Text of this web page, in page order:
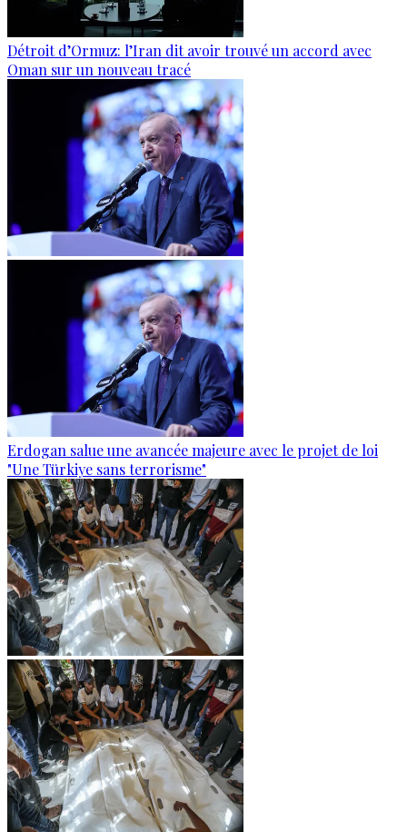
Détroit d’Ormuz: l’Iran dit avoir trouvé un accord avec
Oman sur un nouveau tracé
Erdogan salue une avancée majeure avec le projet de loi
"Une Türkiye sans terrorisme"